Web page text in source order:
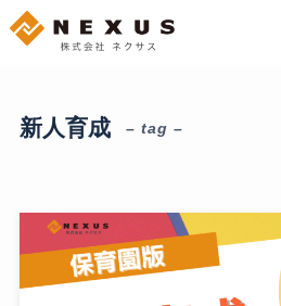
新人育成 – tag –